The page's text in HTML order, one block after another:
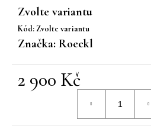
Zvolte variantu
Kód: Zvolte variantu
Značka: Roeckl
2 900 Kč
Měrná
D
j